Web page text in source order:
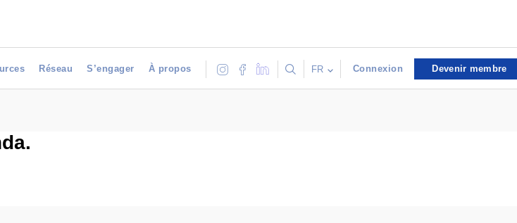
Réseau S’engager À propos FR Connexion Devenir membre